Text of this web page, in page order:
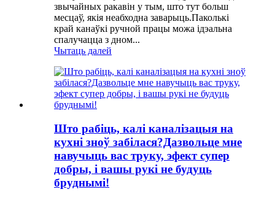
звычайных ракавін у тым, што тут больш
месцаў, якія неабходна заварыць.Паколькі
край канаўкі ручной працы можа ідэальна
спалучацца з дном...
Чытаць далей
Што рабіць, калі каналізацыя на
кухні зноў забілася?Дазвольце мне
навучыць вас труку, эфект супер
добры, і вашы рукі не будуць
бруднымі!